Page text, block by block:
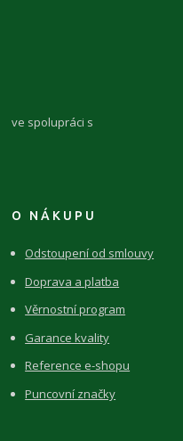
ve spolupráci s
O NÁKUPU
Odstoupení od smlouvy
Doprava a platba
Věrnostní program
Garance kvality
Reference e-shopu
Puncovní značky